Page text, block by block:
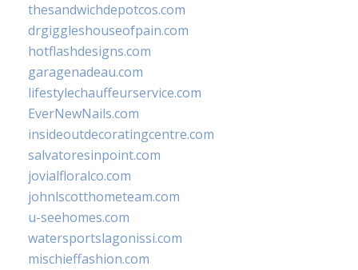
thesandwichdepotcos.com
drgiggleshouseofpain.com
hotflashdesigns.com
garagenadeau.com
lifestylechauffeurservice.com
EverNewNails.com
insideoutdecoratingcentre.com
salvatoresinpoint.com
jovialfloralco.com
johnlscotthometeam.com
u-seehomes.com
watersportslagonissi.com
mischieffashion.com